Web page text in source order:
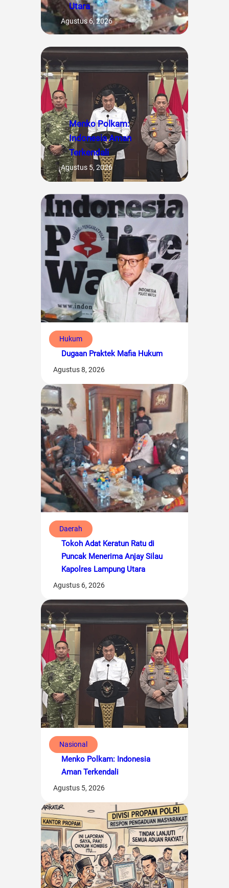
Utara
Agustus 6, 2026
Menko Polkam:
Indonesia Aman
Terkendali
Agustus 5, 2026
Hukum
Dugaan Praktek Mafia Hukum
Agustus 8, 2026
Daerah
Tokoh Adat Keratun Ratu di
Puncak Menerima Anjay Silau
Kapolres Lampung Utara
Agustus 6, 2026
Nasional
Menko Polkam: Indonesia
Aman Terkendali
Agustus 5, 2026